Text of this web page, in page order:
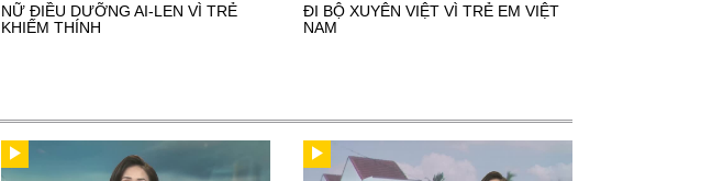
NỮ ĐIỀU DƯỠNG AI-LEN VÌ TRẺ
KHIẾM THÍNH
ĐI BỘ XUYÊN VIỆT VÌ TRẺ EM VIỆT
NAM